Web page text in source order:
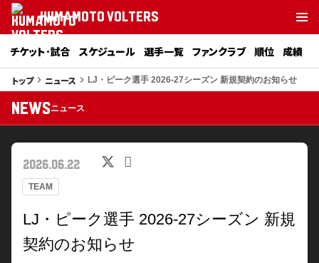
KUMAMOTO VOLTERS
チケット･試合 スケジュール 選手一覧 ファンクラブ 順位 成績
トップkeyboard_arrow_right ニュース keyboard_arrow_right LJ・ピーク選手 2026-27シーズン 新規契約のお知らせ
NEWSニュース
TEAM
2026.06.22
LJ・ピーク選手 2026-27シーズン 新規
契約のお知らせ